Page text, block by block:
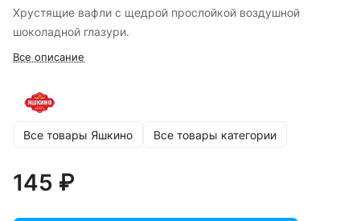
Хрустящие вафли с щедрой прослойкой воздушной
шоколадной глазури.
Все описание
Все товары Яшкино Все товары категории
145 ₽